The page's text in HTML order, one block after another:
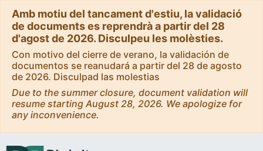
Amb motiu del tancament d'estiu, la validació
de documents es reprendrà a partir del 28
d'agost de 2026. Disculpeu les molèsties.
Con motivo del cierre de verano, la validación de
documentos se reanudará a partir del 28 de agosto
de 2026. Disculpad las molestias
Due to the summer closure, document validation will
resume starting August 28, 2026. We apologize for
any inconvenience.